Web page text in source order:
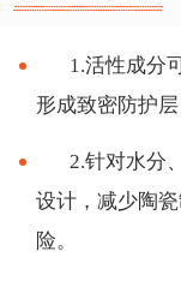
1.活性成分
形成致密防护
2.针对水分
设计，减少陶
险。